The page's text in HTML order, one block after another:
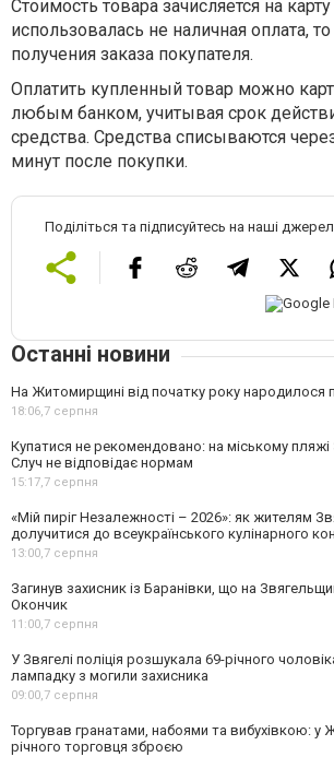
Стоимость товара зачисляется на
использовалась не наличная оплата,
получения заказа покупателя.
Оплатить купленный товар можно
любым банком, учитывая срок
средства. Средства списываются
минут после покупки.
Поділіться та підписуйтесь на наші
Останні новини
На Житомирщині від початку року народилося
18:06,7 серпня
Купатися не рекомендовано: на міському
Случ не відповідає нормам
15:17,7 серпня
«Мій пиріг Незалежності – 2026»: як жителям
долучитися до всеукраїнського кулінарного
13:00,7 серпня
Загинув захисник із Баранівки, що на
Окончик
11:00,7 серпня
У Звягелі поліція розшукала 69-річного
лампадку з могили захисника
09:00,7 серпня
Торгував гранатами, набоями та вибухівкою: у
річного торговця зброєю